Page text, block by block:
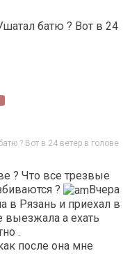
батю ? Вот в 24
? Вот в 24 ветер в голове
? Что все трезвые
?
Вчера
в Рязань и приехал в
выезжала а ехать
.
после она мне